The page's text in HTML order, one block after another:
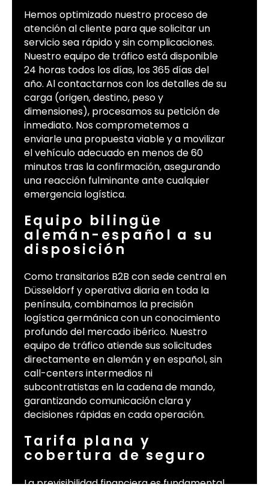
Hemos optimizado nuestro proceso de
atención al cliente para que solicitar un
servicio sea rápido y sin complicaciones.
Nuestro equipo de tráfico está disponible
24 horas todos los días, los 365 días del
año. Al contactarnos con los detalles de su
carga (origen, destino, peso y
dimensiones), procesamos su petición de
inmediato. Nos comprometemos a
enviarle una propuesta viable y a movilizar
el vehículo adecuado en menos de 60
minutos tras la confirmación, asegurando
una reacción fulminante ante cualquier
emergencia logística.
Equipo bilingüe
alemán-español a su
disposición
Como transitarios B2B con sede central en
Düsseldorf y operativa diaria en toda la
península, combinamos la precisión
logística germánica con un conocimiento
profundo del mercado ibérico. Nuestro
equipo de tráfico atiende sus solicitudes
directamente en alemán y en español, sin
call-centers intermedios ni
subcontratistas en la cadena de mando,
garantizando comunicación clara y
decisiones rápidas en cada operación.
Tarifa plana y
cobertura de seguro
La previsibilidad financiera es fundamental